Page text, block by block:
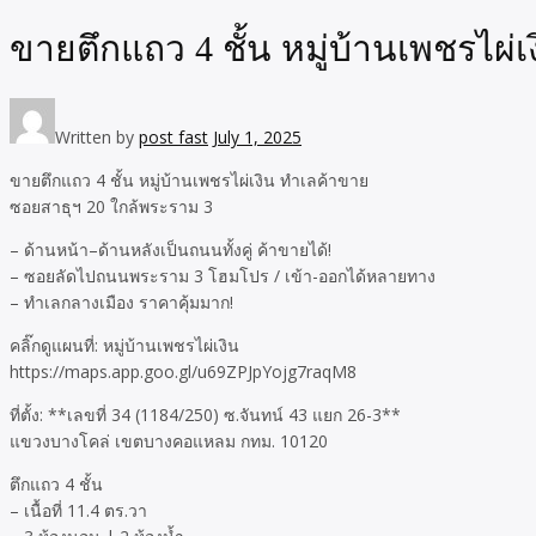
ขายตึกแถว 4 ชั้น หมู่บ้านเพชรไผ่
Written by post fast July 1, 2025
ขายตึกแถว 4 ชั้น หมู่บ้านเพชรไผ่เงิน ทำเลค้าขาย
ซอยสาธุฯ 20 ใกล้พระราม 3
– ด้านหน้า–ด้านหลังเป็นถนนทั้งคู่ ค้าขายได้!
– ซอยลัดไปถนนพระราม 3 โฮมโปร / เข้า-ออกได้หลายทาง
– ทำเลกลางเมือง ราคาคุ้มมาก!
คลิ๊กดูแผนที่: หมู่บ้านเพชรไผ่เงิน
https://maps.app.goo.gl/u69ZPJpYojg7raqM8
ที่ตั้ง: **เลขที่ 34 (1184/250) ซ.จันทน์ 43 แยก 26-3**
แขวงบางโคล่ เขตบางคอแหลม กทม. 10120
ตึกแถว 4 ชั้น
– เนื้อที่ 11.4 ตร.วา